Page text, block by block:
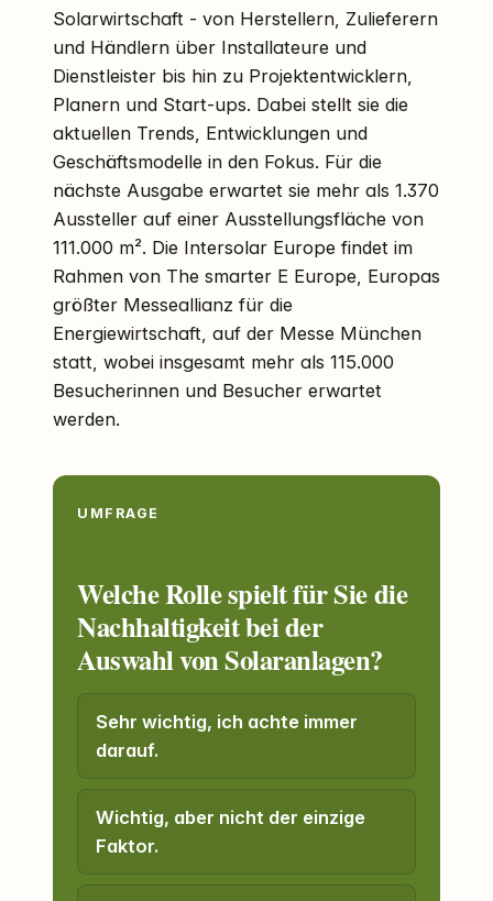
Solarwirtschaft - von Herstellern, Zulieferern
und Händlern über Installateure und
Dienstleister bis hin zu Projektentwicklern,
Planern und Start-ups. Dabei stellt sie die
aktuellen Trends, Entwicklungen und
Geschäftsmodelle in den Fokus. Für die
nächste Ausgabe erwartet sie mehr als 1.370
Aussteller auf einer Ausstellungsfläche von
111.000 m². Die Intersolar Europe findet im
Rahmen von The smarter E Europe, Europas
größter Messeallianz für die
Energiewirtschaft, auf der Messe München
statt, wobei insgesamt mehr als 115.000
Besucherinnen und Besucher erwartet
werden.
UMFRAGE
Welche Rolle spielt für Sie die
Nachhaltigkeit bei der
Auswahl von Solaranlagen?
Sehr wichtig, ich achte immer
darauf.
Wichtig, aber nicht der einzige
Faktor.